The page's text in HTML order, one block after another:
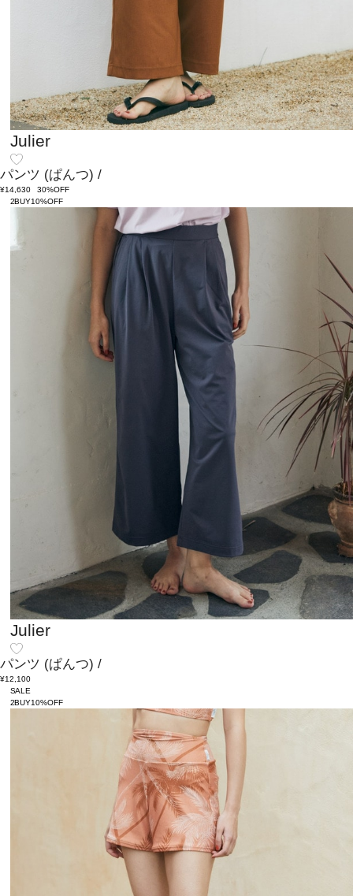
Julier
パンツ (ぱんつ) /
¥14,630
30%OFF
2BUY10%OFF
Julier
パンツ (ぱんつ) /
¥12,100
SALE
2BUY10%OFF